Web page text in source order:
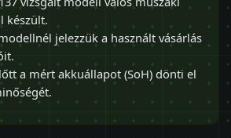
készült.
jelezzük a használt vásárlás
a mért akkuállapot (SoH) dönti el